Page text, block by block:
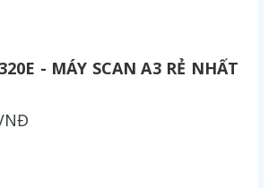
- MÁY SCAN A3 RẺ NHẤT